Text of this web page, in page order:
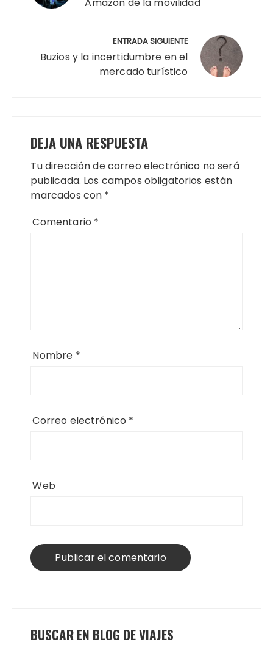
ENTRADA SIGUIENTE
Buzios y la incertidumbre en el
mercado turístico
DEJA UNA RESPUESTA
Tu dirección de correo electrónico no será
publicada. Los campos obligatorios están
marcados con *
Comentario *
Nombre *
Correo electrónico *
Web
BUSCAR EN BLOG DE VIAJES